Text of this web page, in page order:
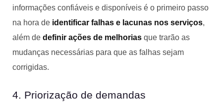
informações confiáveis e disponíveis é o primeiro passo
na hora de identificar falhas e lacunas nos serviços,
além de definir ações de melhorias que trarão as
mudanças necessárias para que as falhas sejam
corrigidas.
4. Priorização de demandas